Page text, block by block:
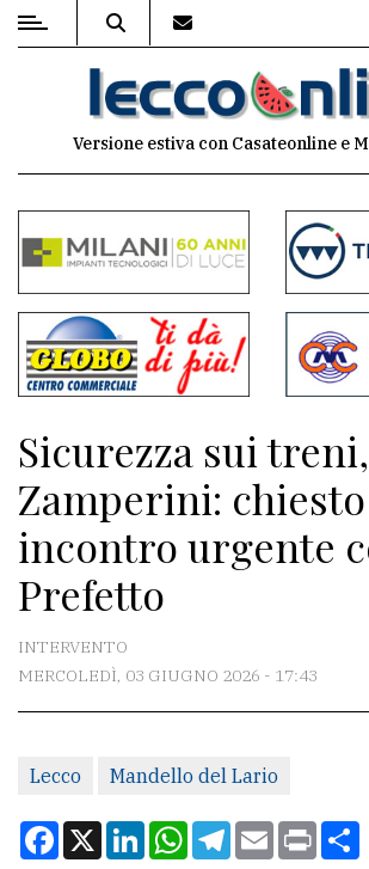
MENU
commenti
Contenuti
del
sito
Meteo
CONTATTI
La
Scrivici
tua
pubblicità
Versione estiva con Casateonline e
Sicurezza sui treni,
Zamperini: chiesto
incontro urgente
Prefetto
INTERVENTO
MERCOLEDÌ, 03 GIUGNO 2026 - 17:43
Lecco Mandello del Lario
Facebook
X LinkedInWhatsApp
Telegram
EmailPrint